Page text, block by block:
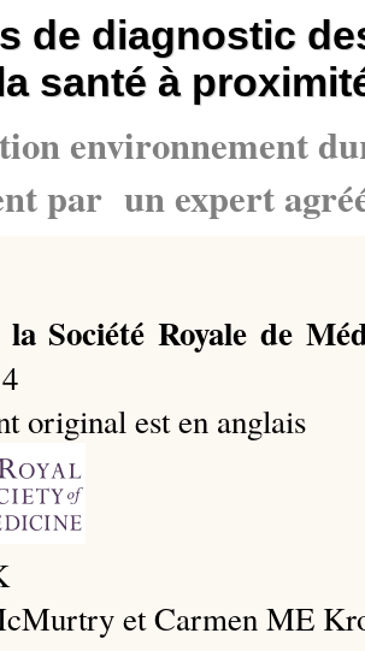
de diagnostic
santé à
environnement
par un expert
Société Royale de
original est en anglais
et Carmen ME